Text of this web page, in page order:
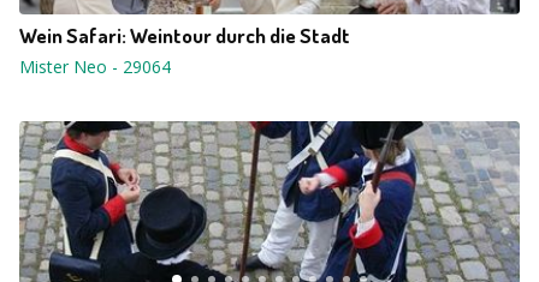
Wein Safari: Weintour durch die Stadt
Mister Neo - 29064